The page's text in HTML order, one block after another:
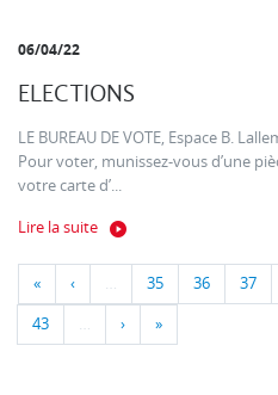
06/04/22
ELECTIONS
LE BUREAU DE VOTE, Espace B.
Pour voter, munissez-vous d’une
votre carte d’...
Lire la suite
« ‹ … 35 36 37
43 … › »